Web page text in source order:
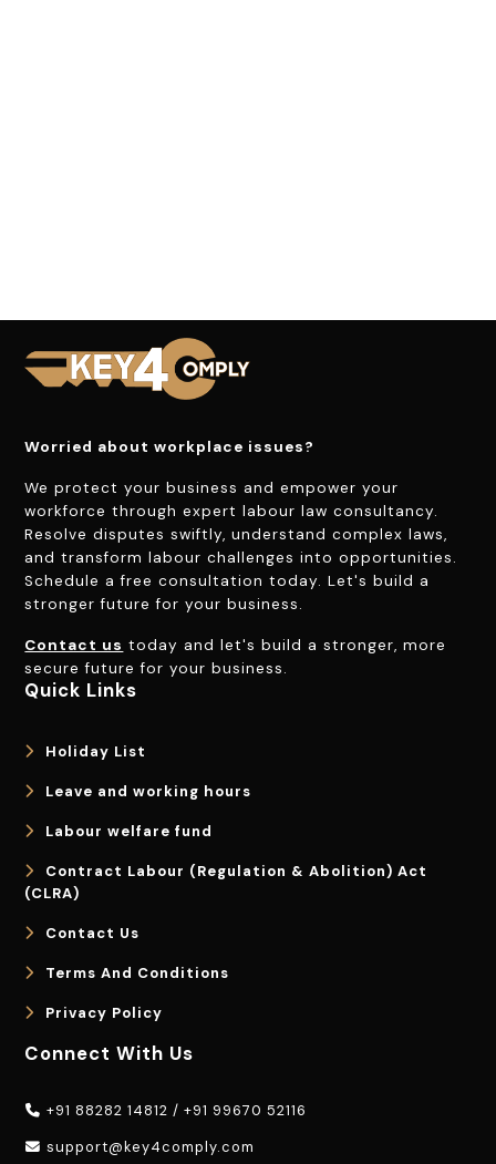
Worried about workplace issues?
We protect your business and empower your
workforce through expert labour law consultancy.
Resolve disputes swiftly, understand complex laws,
and transform labour challenges into opportunities.
Schedule a free consultation today. Let's build a
stronger future for your business.
Contact us today and let's build a stronger, more
secure future for your business.
Quick Links
Holiday List
Leave and working hours
Labour welfare fund
Contract Labour (Regulation & Abolition) Act
(CLRA)
Contact Us
Terms And Conditions
Privacy Policy
Connect With Us
+91 88282 14812 /+91 99670 52116
support@key4comply.com